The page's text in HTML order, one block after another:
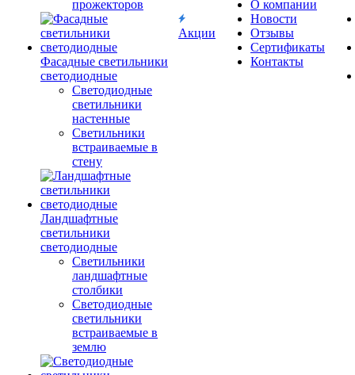
прожекторов
Фасадные светильники
светодиодные
Светодиодные
светильники
настенные
Светильники
встраиваемые в
стену
Ландшафтные
светильники
светодиодные
Светильники
ландшафтные
столбики
Светодиодные
светильники
встраиваемые в
землю
Акции
О компании
Новости
Отзывы
Сертификаты
Контакты